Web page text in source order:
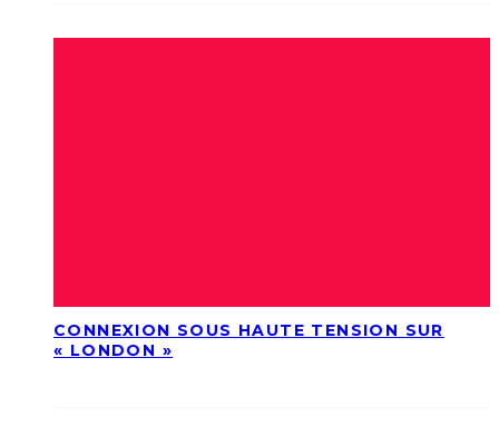
CONNEXION SOUS HAUTE TENSION SUR
« LONDON »